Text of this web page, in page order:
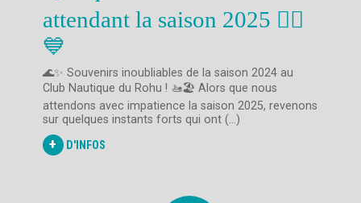
attendant la saison 2025 🚣‍♂️
💙
🌊✨ Souvenirs inoubliables de la saison 2024 au
Club Nautique du Rohu ! 🚤🏖️ Alors que nous
attendons avec impatience la saison 2025, revenons
sur quelques instants forts qui ont (...)
+ D'INFOS